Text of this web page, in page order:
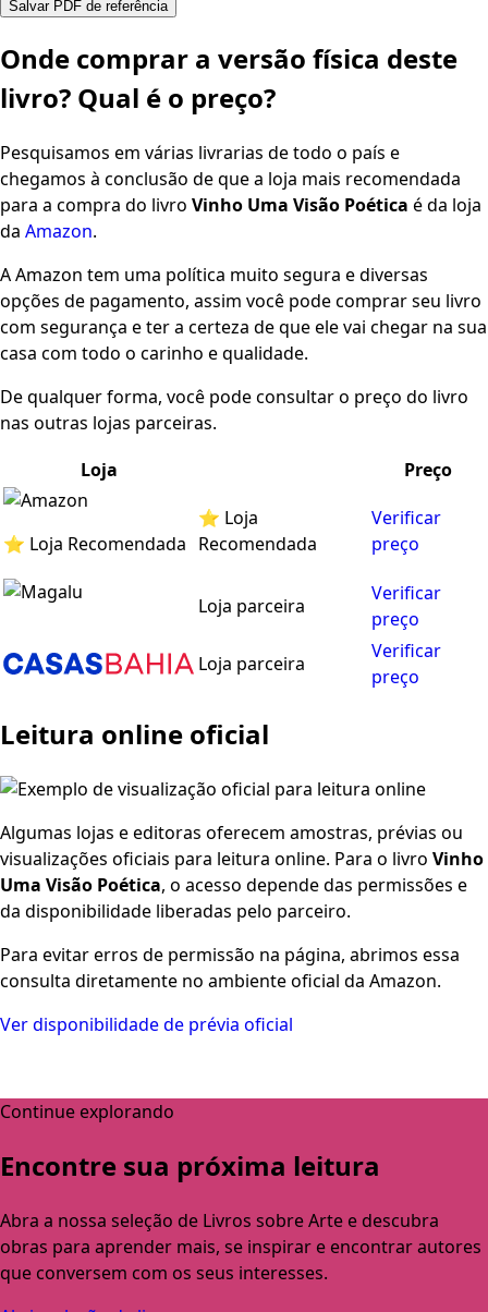
Salvar PDF de referência
Onde comprar a versão física deste
livro? Qual é o preço?
Pesquisamos em várias livrarias de todo o país e
chegamos à conclusão de que a loja mais recomendada
para a compra do livro Vinho Uma Visão Poética é da loja
da Amazon.
A Amazon tem uma política muito segura e diversas
opções de pagamento, assim você pode comprar seu livro
com segurança e ter a certeza de que ele vai chegar na sua
casa com todo o carinho e qualidade.
De qualquer forma, você pode consultar o preço do livro
nas outras lojas parceiras.
Loja
Preço
⭐ Loja Recomendada
⭐ Loja
Recomendada
Verificar
preço
Loja parceira
Verificar
preço
Loja parceira
Verificar
preço
Leitura online oficial
Algumas lojas e editoras oferecem amostras, prévias ou
visualizações oficiais para leitura online. Para o livro Vinho
Uma Visão Poética, o acesso depende das permissões e
da disponibilidade liberadas pelo parceiro.
Para evitar erros de permissão na página, abrimos essa
consulta diretamente no ambiente oficial da Amazon.
Ver disponibilidade de prévia oficial
Continue explorando
Encontre sua próxima leitura
Abra a nossa seleção de Livros sobre Arte e descubra
obras para aprender mais, se inspirar e encontrar autores
que conversem com os seus interesses.